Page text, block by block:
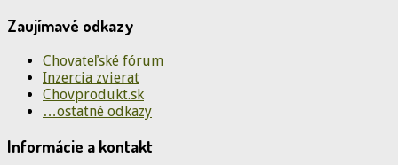
Zaujímavé odkazy
Chovateľské fórum
Inzercia zvierat
Chovprodukt.sk
…ostatné odkazy
Informácie a kontakt